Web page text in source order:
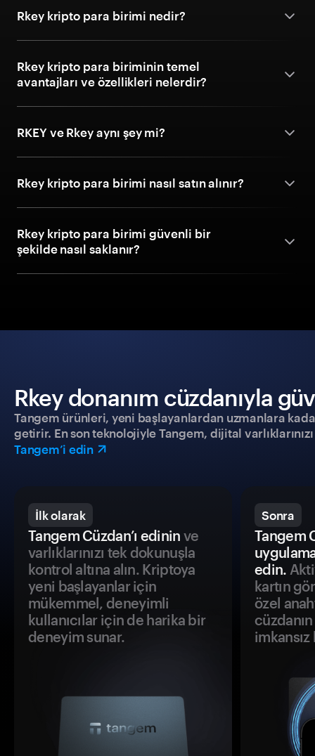
Rkey kripto para birimi nedir?
Rkey kripto para biriminin temel
avantajları ve özellikleri nelerdir?
RKEY ve Rkey aynı şey mi?
Rkey kripto para birimi nasıl satın alınır?
Rkey kripto para birimi güvenli bir
şekilde nasıl saklanır?
Rkey donanım cüzdanıyla
Tangem ürünleri, yeni başlayanlardan uzmanlara
getirir. En son teknolojiyle Tangem, dijital
Tangem’i edin
İlk olarak
Tangem Cüzdan’ı edinin ve
varlıklarınızı tek dokunuşla
kontrol altına alın. Kriptoya
yeni başlayanlar için
mükemmel, deneyimli
kullanıcılar için de harika bir
deneyim sunar.
Sonra
Tangem
edin.
kartın
özel